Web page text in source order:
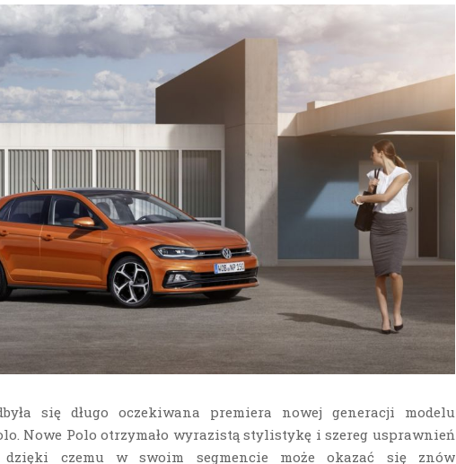
się długo oczekiwana premiera nowej generacji modelu
Nowe Polo otrzymało wyrazistą stylistykę i szereg usprawnień
dzięki czemu w swoim segmencie może okazać się znów